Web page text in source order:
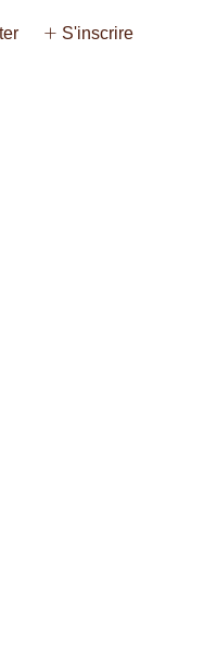
S'inscrire